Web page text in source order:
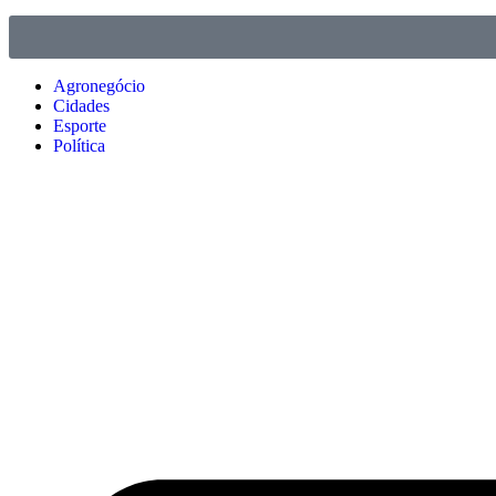
Agronegócio
Cidades
Esporte
Política